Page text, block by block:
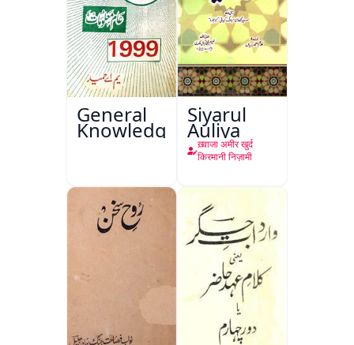
General
Knowledge
Siyarul
Auliya
ख़्वाजा अमीर खुर्द
किरमानी निज़ामी